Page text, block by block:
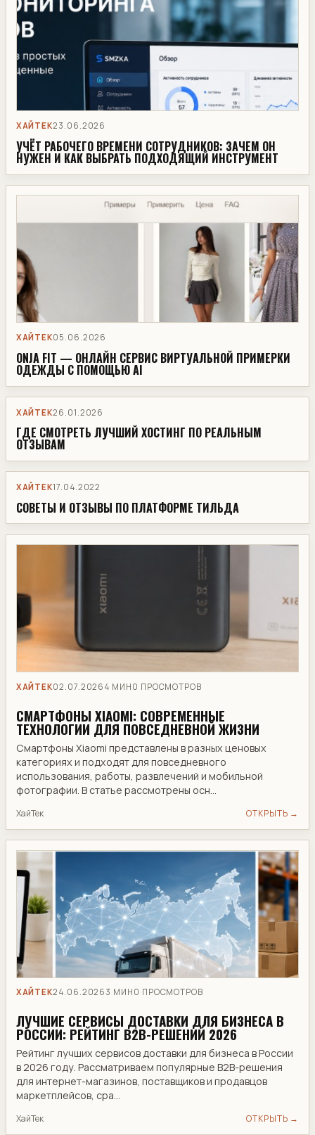
ХАЙТЕК23.06.2026
УЧЁТ РАБОЧЕГО ВРЕМЕНИ СОТРУДНИКОВ: ЗАЧЕМ ОН
НУЖЕН И КАК ВЫБРАТЬ ПОДХОДЯЩИЙ ИНСТРУМЕНТ
ХАЙТЕК05.06.2026
ONJA FIT — ОНЛАЙН СЕРВИС ВИРТУАЛЬНОЙ ПРИМЕРКИ
ОДЕЖДЫ С ПОМОЩЬЮ AI
ХАЙТЕК26.01.2026
ГДЕ СМОТРЕТЬ ЛУЧШИЙ ХОСТИНГ ПО РЕАЛЬНЫМ
ОТЗЫВАМ
ХАЙТЕК17.04.2022
СОВЕТЫ И ОТЗЫВЫ ПО ПЛАТФОРМЕ ТИЛЬДА
ХАЙТЕК02.07.2026 4 МИН 0 ПРОСМОТРОВ
СМАРТФОНЫ XIAOMI: СОВРЕМЕННЫЕ
ТЕХНОЛОГИИ ДЛЯ ПОВСЕДНЕВНОЙ ЖИЗНИ
Смартфоны Xiaomi представлены в разных ценовых
категориях и подходят для повседневного
использования, работы, развлечений и мобильной
фотографии. В статье рассмотрены осн...
ХайТек ОТКРЫТЬ →
ХАЙТЕК24.06.2026 3 МИН 0 ПРОСМОТРОВ
ЛУЧШИЕ СЕРВИСЫ ДОСТАВКИ ДЛЯ БИЗНЕСА В
РОССИИ: РЕЙТИНГ B2B-РЕШЕНИЙ 2026
Рейтинг лучших сервисов доставки для бизнеса в России
в 2026 году. Рассматриваем популярные B2B-решения
для интернет-магазинов, поставщиков и продавцов
маркетплейсов, сра...
ХайТек ОТКРЫТЬ →